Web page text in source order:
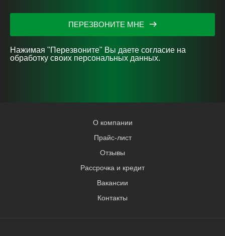
ПЕРЕЗВОНИТЕ МНЕ
Нажимая "Перезвоните" Вы даете согласие на
обработку своих персональных данных.
О компании
Прайс-лист
Отзывы
Рассрочка и кредит
Вакансии
Контакты